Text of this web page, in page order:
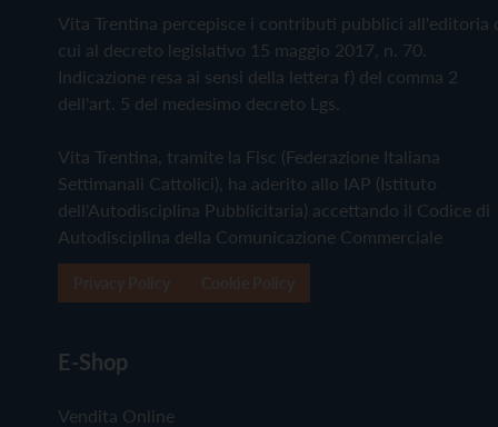
Vita Trentina percepisce i contributi pubblici all'editoria
cui al decreto legislativo 15 maggio 2017, n. 70.
Indicazione resa ai sensi della lettera f) del comma 2
dell'art. 5 del medesimo decreto Lgs.
Vita Trentina, tramite la Fisc (Federazione Italiana
Settimanali Cattolici), ha aderito allo IAP (Istituto
dell'Autodisciplina Pubblicitaria) accettando il Codice di
Autodisciplina della Comunicazione Commerciale
E-Shop
Vendita Online